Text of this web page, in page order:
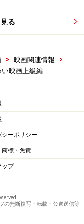
る
> 映画関連情報
>
映画上級編
シーポリシー
商標・免責
ップ
の無断複写・転載・公衆送信等